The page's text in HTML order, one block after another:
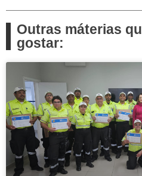
Outras máterias
gostar: